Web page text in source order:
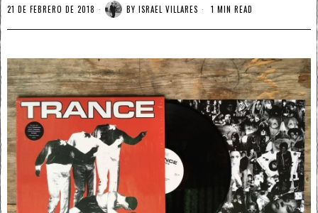
21 DE FEBRERO DE 2018 BY ISRAEL VILLARES 1 MIN READ